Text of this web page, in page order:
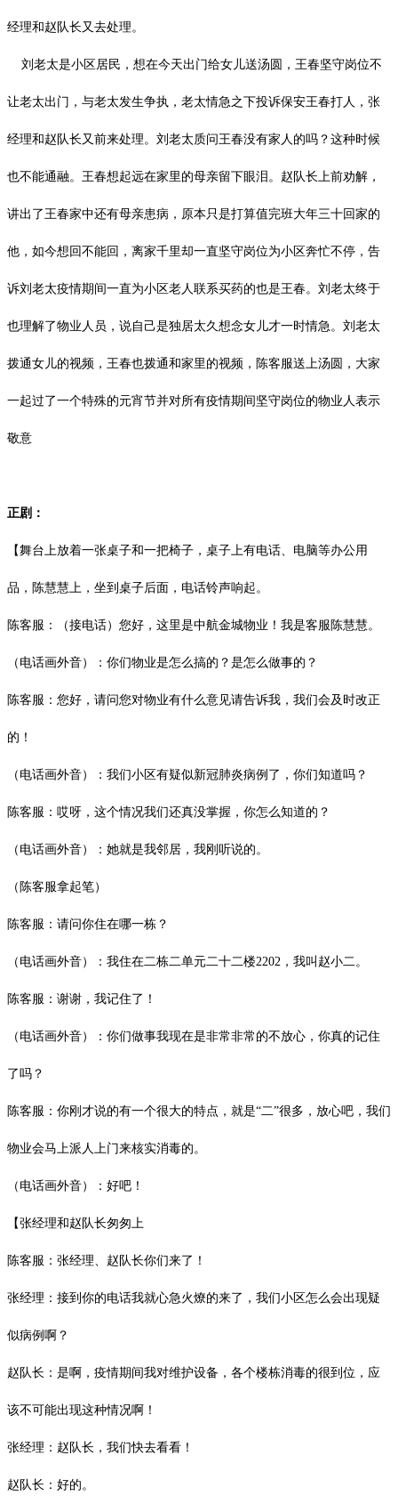
经理和赵队长又去处理。
刘老太是小区居民，想在今天出门给女儿送汤圆，王春坚守岗位不
让老太出门，与老太发生争执，老太情急之下投诉保安王春打人，张
经理和赵队长又前来处理。刘老太质问王春没有家人的吗？这种时候
也不能通融。王春想起远在家里的母亲留下眼泪。赵队长上前劝解，
讲出了王春家中还有母亲患病，原本只是打算值完班大年三十回家的
他，如今想回不能回，离家千里却一直坚守岗位为小区奔忙不停，告
诉刘老太疫情期间一直为小区老人联系买药的也是王春。刘老太终于
也理解了物业人员，说自己是独居太久想念女儿才一时情急。刘老太
拨通女儿的视频，王春也拨通和家里的视频，陈客服送上汤圆，大家
一起过了一个特殊的元宵节并对所有疫情期间坚守岗位的物业人表示
敬意
正剧：
【舞台上放着一张桌子和一把椅子，桌子上有电话、电脑等办公用
品，陈慧慧上，坐到桌子后面，电话铃声响起。
陈客服：（接电话）您好，这里是中航金城物业！我是客服陈慧慧。
（电话画外音）：你们物业是怎么搞的？是怎么做事的？
陈客服：您好，请问您对物业有什么意见请告诉我，我们会及时改正
的！
（电话画外音）：我们小区有疑似新冠肺炎病例了，你们知道吗？
陈客服：哎呀，这个情况我们还真没掌握，你怎么知道的？
（电话画外音）：她就是我邻居，我刚听说的。
（陈客服拿起笔）
陈客服：请问你住在哪一栋？
（电话画外音）：我住在二栋二单元二十二楼2202，我叫赵小二。
陈客服：谢谢，我记住了！
（电话画外音）：你们做事我现在是非常非常的不放心，你真的记住
了吗？
陈客服：你刚才说的有一个很大的特点，就是“二”很多，放心吧，我们
物业会马上派人上门来核实消毒的。
（电话画外音）：好吧！
【张经理和赵队长匆匆上
陈客服：张经理、赵队长你们来了！
张经理：接到你的电话我就心急火燎的来了，我们小区怎么会出现疑
似病例啊？
赵队长：是啊，疫情期间我对维护设备，各个楼栋消毒的很到位，应
该不可能出现这种情况啊！
张经理：赵队长，我们快去看看！
赵队长：好的。